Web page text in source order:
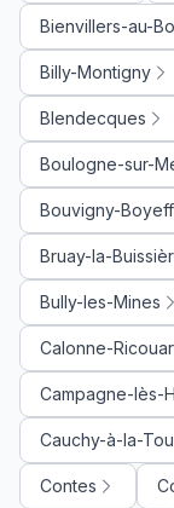
Bienvillers-au-
Billy-Montigny
Blendecques
Boulogne-sur-
Bouvigny-
Bruay-la-
Bully-les-Mines
Calonne-
Campagne-lès-
Cauchy-à-la-
Contes